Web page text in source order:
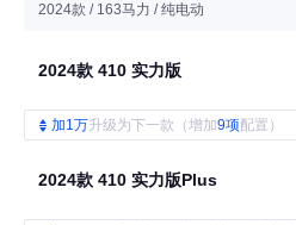
2024款 / 163马力 / 纯电动
2024款 410 实力版
加1万升级为下一款（增加9项配置）
2024款 410 实力版Plus